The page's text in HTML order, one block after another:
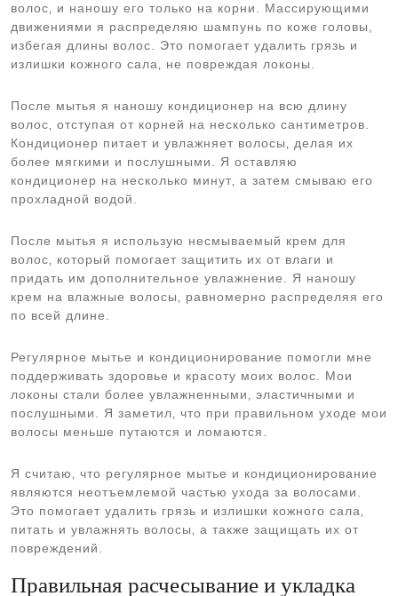
волос‚ и наношу его только на корни. Массирующими
движениями я распределяю шампунь по коже головы‚
избегая длины волос. Это помогает удалить грязь и
излишки кожного сала‚ не повреждая локоны.
После мытья я наношу кондиционер на всю длину
волос‚ отступая от корней на несколько сантиметров.
Кондиционер питает и увлажняет волосы‚ делая их
более мягкими и послушными. Я оставляю
кондиционер на несколько минут‚ а затем смываю его
прохладной водой.
После мытья я использую несмываемый крем для
волос‚ который помогает защитить их от влаги и
придать им дополнительное увлажнение. Я наношу
крем на влажные волосы‚ равномерно распределяя его
по всей длине.
Регулярное мытье и кондиционирование помогли мне
поддерживать здоровье и красоту моих волос. Мои
локоны стали более увлажненными‚ эластичными и
послушными. Я заметил‚ что при правильном уходе мои
волосы меньше путаются и ломаются.
Я считаю‚ что регулярное мытье и кондиционирование
являются неотъемлемой частью ухода за волосами.
Это помогает удалить грязь и излишки кожного сала‚
питать и увлажнять волосы‚ а также защищать их от
повреждений.
Правильная расчесывание и укладка